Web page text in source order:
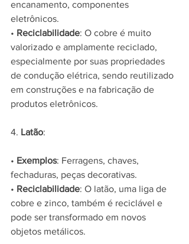
encanamento, componentes
eletrônicos.
• Reciclabilidade: O cobre é muito
valorizado e amplamente reciclado,
especialmente por suas propriedades
de condução elétrica, sendo reutilizado
em construções e na fabricação de
produtos eletrônicos.
4. Latão:
• Exemplos: Ferragens, chaves,
fechaduras, peças decorativas.
• Reciclabilidade: O latão, uma liga de
cobre e zinco, também é reciclável e
pode ser transformado em novos
objetos metálicos.